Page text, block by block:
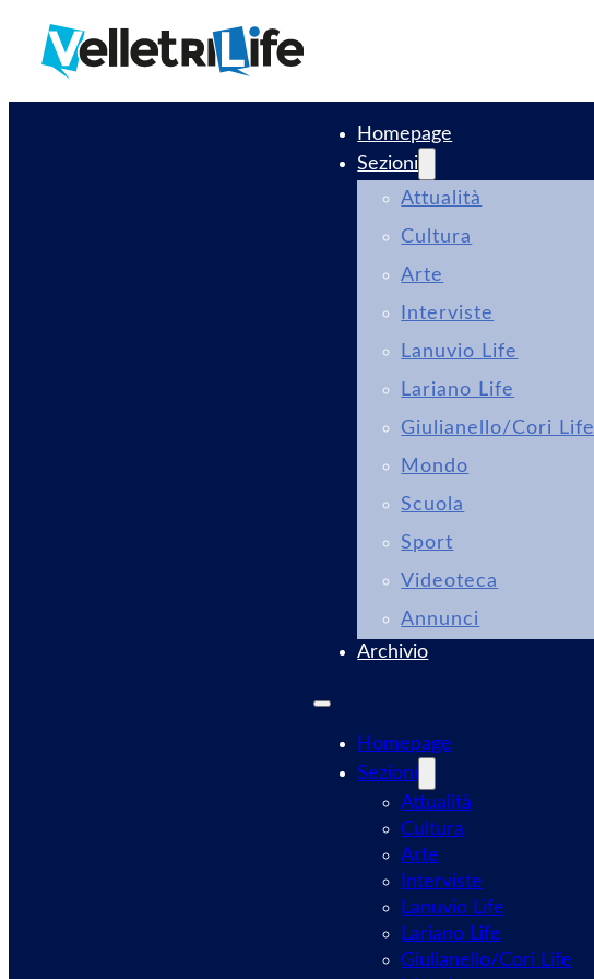
Homepage
Sezioni
Attualità
Cultura
Arte
Interviste
Lanuvio Life
Lariano Life
Giulianello/Cori Life
Mondo
Scuola
Sport
Videoteca
Annunci
Archivio
Homepage
Sezioni
Attualità
Cultura
Arte
Interviste
Lanuvio Life
Lariano Life
Giulianello/Cori Life